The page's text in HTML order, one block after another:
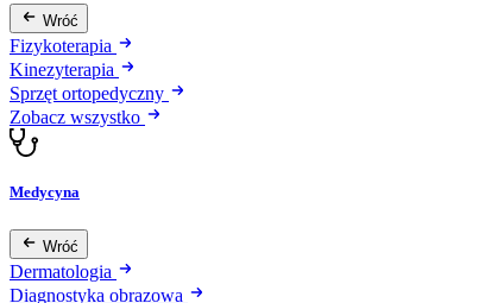
Wróć
Fizykoterapia
Kinezyterapia
Sprzęt ortopedyczny
Zobacz wszystko
Medycyna
Wróć
Dermatologia
Diagnostyka obrazowa